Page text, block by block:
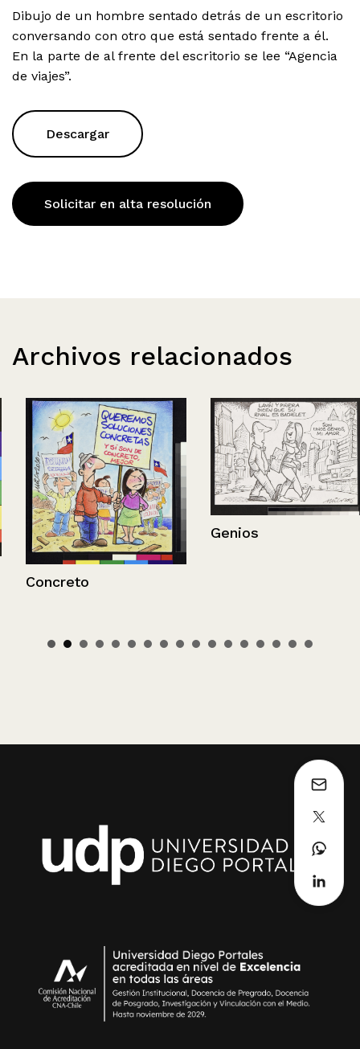
Dibujo de un hombre sentado detrás de un escritorio
conversando con otro que está sentado frente a él.
En la parte de al frente del escritorio se lee “Agencia
de viajes”.
Descargar
Solicitar en alta resolución
Archivos relacionados
Concreto
Genios